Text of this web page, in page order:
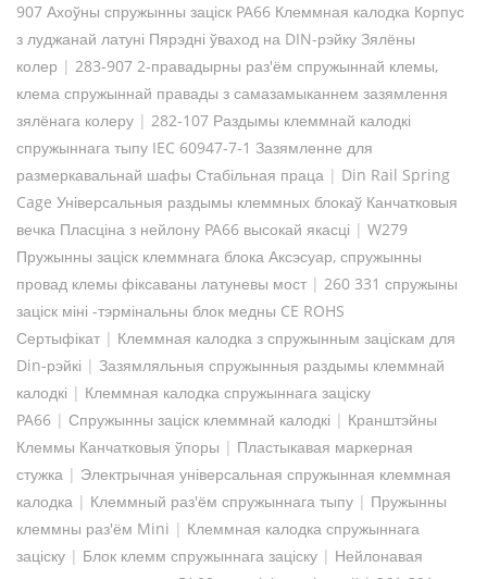
907 Ахоўны спружынны заціск PA66 Клеммная калодка Корпус
з луджанай латуні Пярэдні ўваход на DIN-рэйку Зялёны
колер | 283-907 2-правадырны раз'ём спружыннай клемы,
клема спружыннай правады з самазамыканнем зазямлення
зялёнага колеру | 282-107 Раздымы клеммнай калодкі
спружыннага тыпу IEC 60947-7-1 Зазямленне для
размеркавальнай шафы Стабільная праца | Din Rail Spring
Cage Універсальныя раздымы клеммных блокаў Канчатковыя
вечка Пласціна з нейлону PA66 высокай якасці | W279
Пружынны заціск клеммнага блока Аксэсуар, спружынны
провад клемы фіксаваны латуневы мост | 260 331 спружыны
заціск міні -тэрмінальны блок медны CE ROHS
Сертыфікат | Клеммная калодка з спружынным заціскам для
Din-рэйкі | Зазямляльныя спружынныя раздымы клеммнай
калодкі | Клеммная калодка спружыннага заціску
PA66 | Спружынны заціск клеммнай калодкі | Кранштэйны
Клеммы Канчатковыя ўпоры | Пластыкавая маркерная
стужка | Электрычная універсальная спружынная клеммная
калодка | Клеммный раз'ём спружыннага тыпу | Пружынны
клеммны раз'ём Mini | Клеммная калодка спружыннага
заціску | Блок клемм спружыннага заціску | Нейлонавая